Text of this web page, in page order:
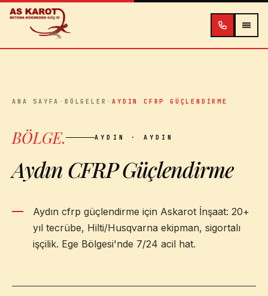
İçeriğe atla
ANA SAYFA ·BÖLGELER ·AYDIN CFRP GÜÇLENDIRME
BÖLGE. AYDIN · AYDIN
Aydın CFRP Güçlendirme
Aydın cfrp güçlendirme için Askarot İnşaat: 20+
yıl tecrübe, Hilti/Husqvarna ekipman, sigortalı
işçilik. Ege Bölgesi'nde 7/24 acil hat.